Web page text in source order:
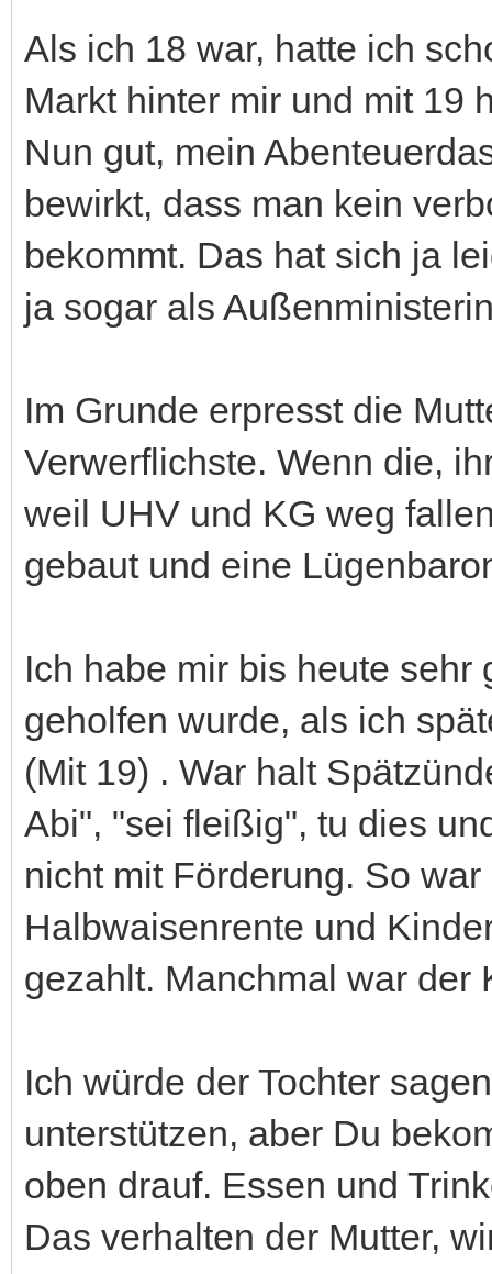
Als ich 18 war, hatte ich
Markt hinter mir und mit 19
Nun gut, mein
bewirkt, dass man kein
bekommt. Das hat sich ja
ja sogar als
Im Grunde erpresst die
Verwerflichste. Wenn die,
weil UHV und KG weg
gebaut und eine
Ich habe mir bis heute sehr
geholfen wurde, als ich
(Mit 19) . War halt
Abi", "sei fleißig", tu dies
nicht mit Förderung. So
Halbwaisenrente und
gezahlt. Manchmal war der
Ich würde der Tochter
unterstützen, aber Du
oben drauf. Essen und
Das verhalten der Mutter,